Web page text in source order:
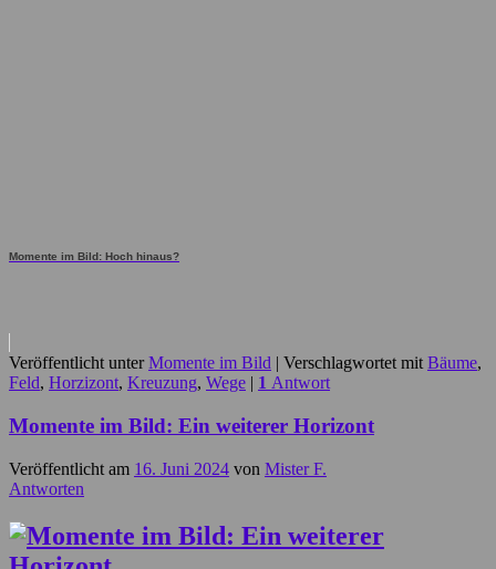
Momente im Bild: Hoch hinaus?
Veröffentlicht unter Momente im Bild | Verschlagwortet mit Bäume,
Feld, Horzizont, Kreuzung, Wege | 1 Antwort
Momente im Bild: Ein weiterer Horizont
Veröffentlicht am 16. Juni 2024 von Mister F.
Antworten